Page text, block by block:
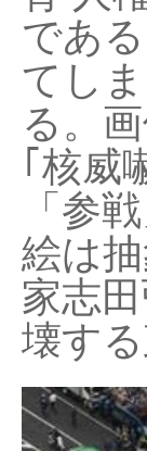
であ
てし
る。
｢核威
「参
絵は
家志
壊す